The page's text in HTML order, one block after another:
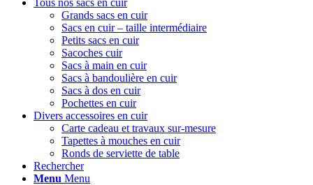
Tous nos sacs en cuir
Grands sacs en cuir
Sacs en cuir – taille intermédiaire
Petits sacs en cuir
Sacoches cuir
Sacs à main en cuir
Sacs à bandoulière en cuir
Sacs à dos en cuir
Pochettes en cuir
Divers accessoires en cuir
Carte cadeau et travaux sur-mesure
Tapettes à mouches en cuir
Ronds de serviette de table
Rechercher
Menu Menu